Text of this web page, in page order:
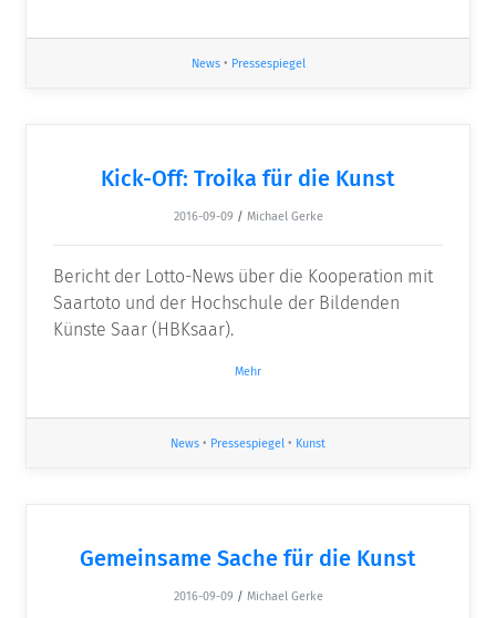
News• Pressespiegel
Kick-Off: Troika für die Kunst
2016-09-09 / Michael Gerke
Bericht der Lotto-News über die Kooperation mit
Saartoto und der Hochschule der Bildenden
Künste Saar (HBKsaar).
Mehr
News • Pressespiegel • Kunst
Gemeinsame Sache für die Kunst
2016-09-09 / Michael Gerke